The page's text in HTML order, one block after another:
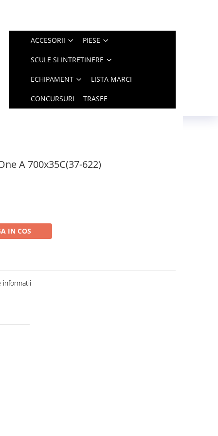
ACCESORII PIESE
SCULE SI INTRETINERE
ECHIPAMENT LISTA MARCI
CONCURSURI TRASEE
A 700x35C(37-622)
IN COS
informatii